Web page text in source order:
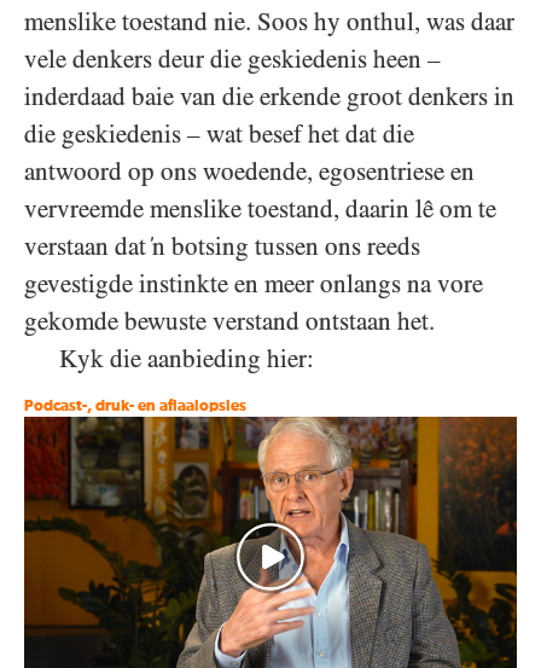
menslike toestand nie. Soos hy onthul, was daar
vele denkers deur die geskiedenis heen –
inderdaad baie van die erkende groot denkers in
die geskiedenis – wat besef het dat die
antwoord op ons woedende, egosentriese en
vervreemde menslike toestand, daarin lê om te
verstaan dat ‘n botsing tussen ons reeds
gevestigde instinkte en meer onlangs na vore
gekomde bewuste verstand ontstaan het.
Kyk die aanbieding hier:
Podcast-, druk- en aflaaiopsies